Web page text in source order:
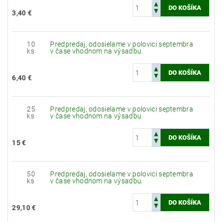
3,40 €
10
ks
Predpredaj, odosielame v polovici septembra
v čase vhodnom na výsadbu.
6,40 €
25
ks
Predpredaj, odosielame v polovici septembra
v čase vhodnom na výsadbu.
15 €
50
ks
Predpredaj, odosielame v polovici septembra
v čase vhodnom na výsadbu.
29,10 €